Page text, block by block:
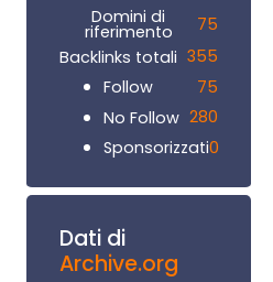
Domini di
riferimento
75
Backlinks totali 355
Follow
75
No Follow 280
Sponsorizzati0
Dati di
Archive.org